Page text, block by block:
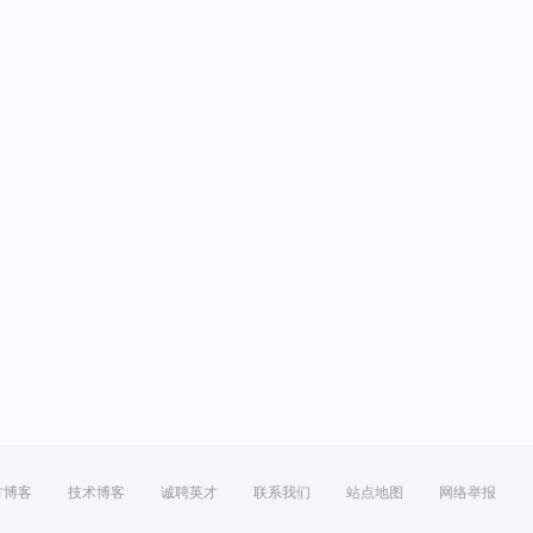
博客 技术博客 诚聘英才 联系我们 站点地图 网络举报